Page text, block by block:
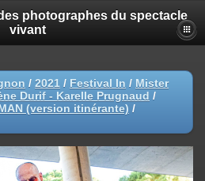
photographes du spectacle
vivant
/ 2021 / Festival In / Mister
Durif - Karelle Prugnaud /
(version itinérante) /